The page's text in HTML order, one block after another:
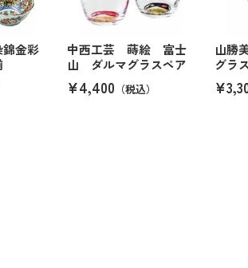
金彩
中西工芸 蒔絵 富士
山 ダルマグラスペア
¥4,400 （税込）
山勝
グラ